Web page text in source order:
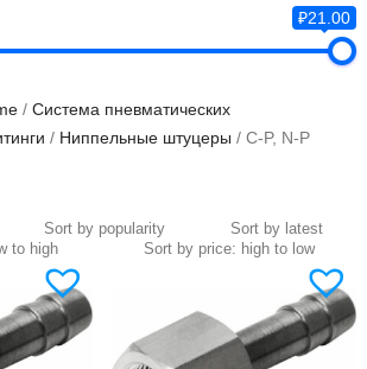
₽21.00
/ Система пневматических
/ Ниппельные штуцеры / C-P, N-P